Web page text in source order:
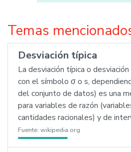
Temas
Desviación típica
La desviación típica o
con el símbolo σ o s,
del conjunto de datos) es una
para variables de razón
cantidades racionales) y de
Fuente: wikipedia.org